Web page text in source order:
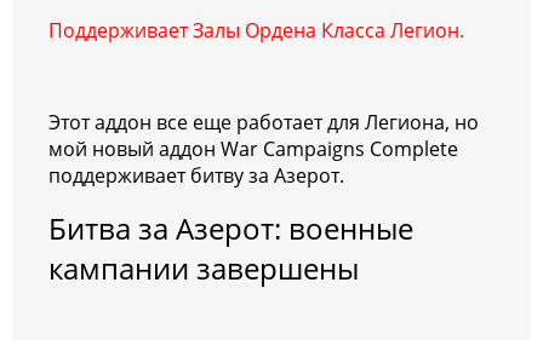
Поддерживает Залы Ордена Класса Легион.
Этот аддон все еще работает для Легиона, но
мой новый аддон War Campaigns Complete
поддерживает битву за Азерот.
Битва за Азерот: военные
кампании завершены